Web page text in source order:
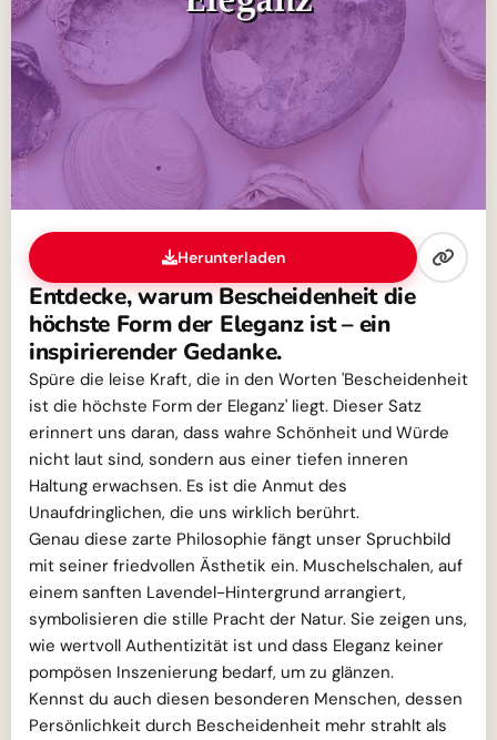
Herunterladen
Entdecke, warum Bescheidenheit die
höchste Form der Eleganz ist – ein
inspirierender Gedanke.
Spüre die leise Kraft, die in den Worten 'Bescheidenheit
ist die höchste Form der Eleganz' liegt. Dieser Satz
erinnert uns daran, dass wahre Schönheit und Würde
nicht laut sind, sondern aus einer tiefen inneren
Haltung erwachsen. Es ist die Anmut des
Unaufdringlichen, die uns wirklich berührt.
Genau diese zarte Philosophie fängt unser Spruchbild
mit seiner friedvollen Ästhetik ein. Muschelschalen, auf
einem sanften Lavendel-Hintergrund arrangiert,
symbolisieren die stille Pracht der Natur. Sie zeigen uns,
wie wertvoll Authentizität ist und dass Eleganz keiner
pompösen Inszenierung bedarf, um zu glänzen.
Kennst du auch diesen besonderen Menschen, dessen
Persönlichkeit durch Bescheidenheit mehr strahlt als